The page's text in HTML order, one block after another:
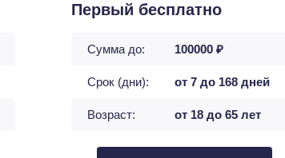
Первый бесплатно
Сумма до: 100000 ₽
Срок (дни): от 7 до 168 дней
Возраст: от 18 до 65 лет